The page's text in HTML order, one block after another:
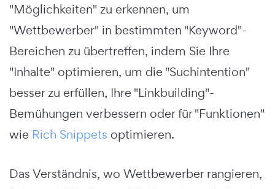
"Möglichkeiten" zu erkennen, um
"Wettbewerber" in bestimmten "Keyword"-
Bereichen zu übertreffen, indem Sie Ihre
"Inhalte" optimieren, um die "Suchintention"
besser zu erfüllen, Ihre "Linkbuilding"-
Bemühungen verbessern oder für "Funktionen"
wie Rich Snippets optimieren.
Das Verständnis, wo Wettbewerber rangieren,